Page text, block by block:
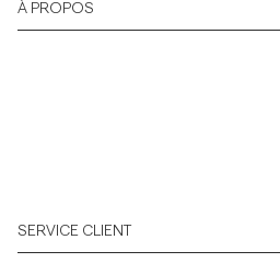
À PROPOS
SERVICE CLIENT